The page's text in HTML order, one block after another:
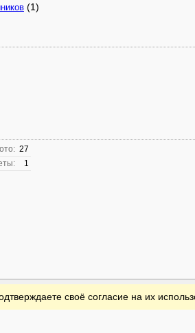
(1)
27
1
своё согласие на их